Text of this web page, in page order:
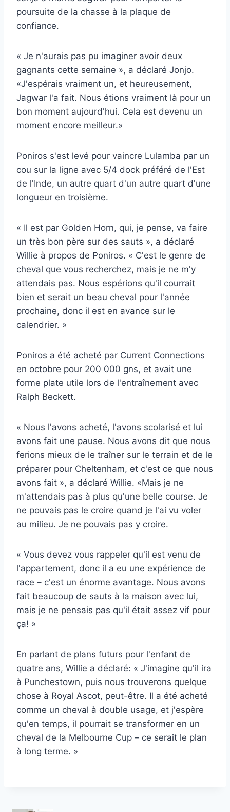
poursuite de la chasse à la plaque de
confiance.
« Je n'aurais pas pu imaginer avoir deux
gagnants cette semaine », a déclaré Jonjo.
«J'espérais vraiment un, et heureusement,
Jagwar l'a fait. Nous étions vraiment là pour un
bon moment aujourd'hui. Cela est devenu un
moment encore meilleur.»
Poniros s'est levé pour vaincre Lulamba par un
cou sur la ligne avec 5/4 dock préféré de l'Est
de l'Inde, un autre quart d'un autre quart d'une
longueur en troisième.
« Il est par Golden Horn, qui, je pense, va faire
un très bon père sur des sauts », a déclaré
Willie à propos de Poniros. « C'est le genre de
cheval que vous recherchez, mais je ne m'y
attendais pas. Nous espérions qu'il courrait
bien et serait un beau cheval pour l'année
prochaine, donc il est en avance sur le
calendrier. »
Poniros a été acheté par Current Connections
en octobre pour 200 000 gns, et avait une
forme plate utile lors de l'entraînement avec
Ralph Beckett.
« Nous l'avons acheté, l'avons scolarisé et lui
avons fait une pause. Nous avons dit que nous
ferions mieux de le traîner sur le terrain et de le
préparer pour Cheltenham, et c'est ce que nous
avons fait », a déclaré Willie. «Mais je ne
m'attendais pas à plus qu'une belle course. Je
ne pouvais pas le croire quand je l'ai vu voler
au milieu. Je ne pouvais pas y croire.
« Vous devez vous rappeler qu'il est venu de
l'appartement, donc il a eu une expérience de
race – c'est un énorme avantage. Nous avons
fait beaucoup de sauts à la maison avec lui,
mais je ne pensais pas qu'il était assez vif pour
ça! »
En parlant de plans futurs pour l'enfant de
quatre ans, Willie a déclaré: « J'imagine qu'il ira
à Punchestown, puis nous trouverons quelque
chose à Royal Ascot, peut-être. Il a été acheté
comme un cheval à double usage, et j'espère
qu'en temps, il pourrait se transformer en un
cheval de la Melbourne Cup – ce serait le plan
à long terme. »